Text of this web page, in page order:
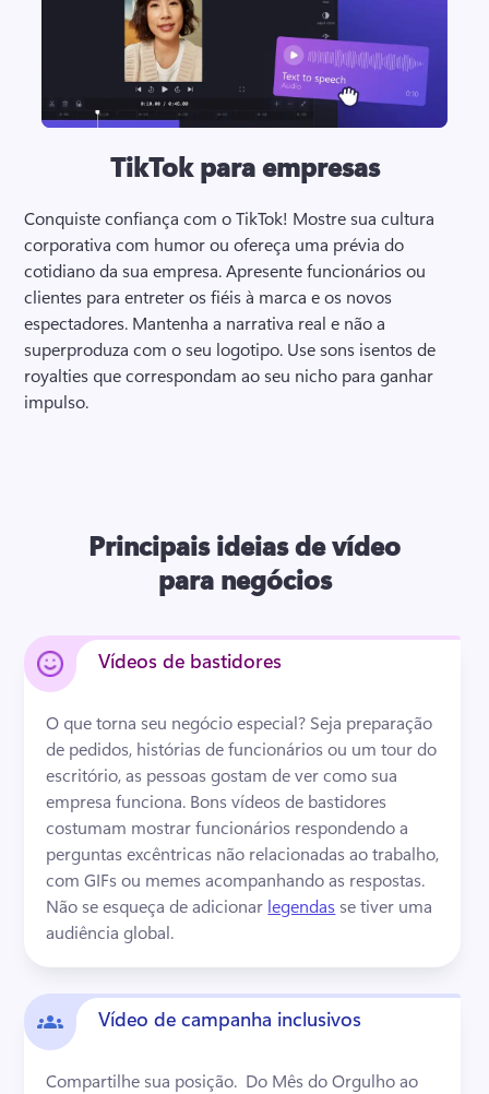
TikTok para empresas
Conquiste confiança com o TikTok! Mostre sua cultura
corporativa com humor ou ofereça uma prévia do
cotidiano da sua empresa. Apresente funcionários ou
clientes para entreter os fiéis à marca e os novos
espectadores. Mantenha a narrativa real e não a
superproduza com o seu logotipo. Use sons isentos de
royalties que correspondam ao seu nicho para ganhar
impulso.
Principais ideias de vídeo
para negócios
Vídeos de bastidores
O que torna seu negócio especial? Seja preparação
de pedidos, histórias de funcionários ou um tour do
escritório, as pessoas gostam de ver como sua
empresa funciona. Bons vídeos de bastidores
costumam mostrar funcionários respondendo a
perguntas excêntricas não relacionadas ao trabalho,
Não se esqueça de adicionar legendas se tiver uma
audiência global.
Vídeo de campanha inclusivos
Compartilhe sua posição. Do Mês do Orgulho ao